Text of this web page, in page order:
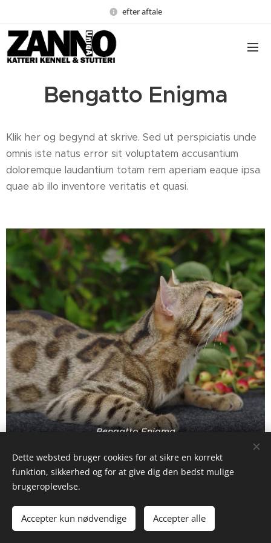
efter aftale
Bengatto Enigma
Klik her og begynd at skrive. Sed ut perspiciatis unde
omnis iste natus error sit voluptatem accusantium
doloremque laudantium totam rem aperiam eaque ipsa
quae ab illo inventore veritatis et quasi.
Bengatto Enigma
rettigheder forbeholdes..
Cookies
Dette websted bruger cookies for at sikre en korrekt
funktion, sikkerhed og for at give dig den bedst mulige
brugeroplevelse.
Accepter kun nødvendige Accepter alle